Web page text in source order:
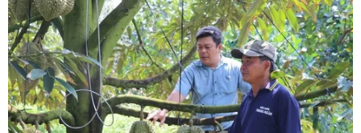
07/08/2026 04:28
Khẩn trương phân luồng giao thông
sau vụ sạt lở trên tuyến ĐT161 ở Lào
Cai
07/08/2026 02:37